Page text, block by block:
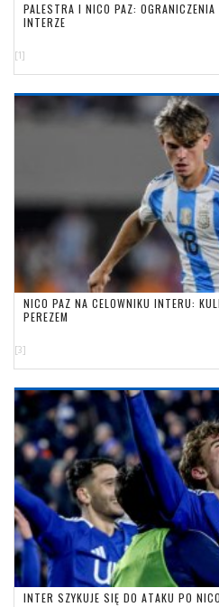
PALESTRA I NICO PAZ:
INTERZE
[1]
NICO PAZ NA CELOWNIKU INTERU:
PEREZEM
[3]
INTER SZYKUJE SIĘ DO ATAKU PO